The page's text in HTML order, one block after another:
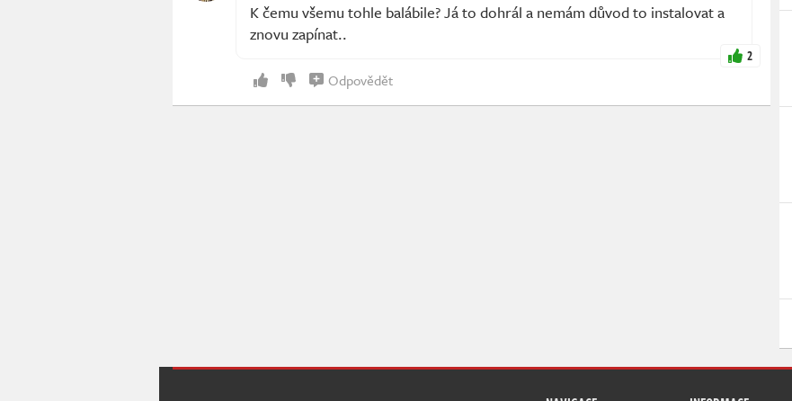
K čemu všemu tohle balábile? Já to dohrál a nemám důvod to instalovat a
znovu zapínat..
2
Odpovědět